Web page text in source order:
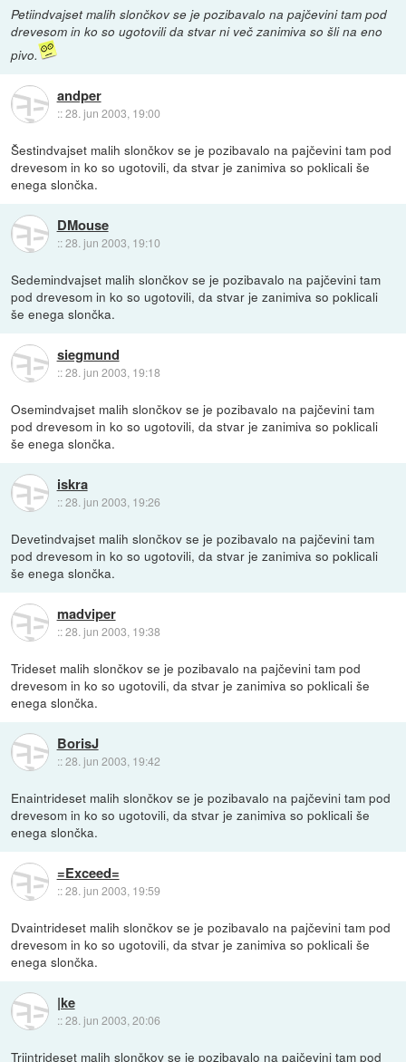
Petiindvajset malih slončkov se je pozibavalo na pajčevini tam pod
drevesom in ko so ugotovili da stvar ni več zanimiva so šli na eno
pivo.
andper
::28. jun 2003, 19:00
Šestindvajset malih slončkov se je pozibavalo na pajčevini tam pod
drevesom in ko so ugotovili, da stvar je zanimiva so poklicali še
enega slončka.
DMouse
::28. jun 2003, 19:10
Sedemindvajset malih slončkov se je pozibavalo na pajčevini tam
pod drevesom in ko so ugotovili, da stvar je zanimiva so poklicali
še enega slončka.
siegmund
::28. jun 2003, 19:18
Osemindvajset malih slončkov se je pozibavalo na pajčevini tam
pod drevesom in ko so ugotovili, da stvar je zanimiva so poklicali
še enega slončka.
iskra
::28. jun 2003, 19:26
Devetindvajset malih slončkov se je pozibavalo na pajčevini tam
pod drevesom in ko so ugotovili, da stvar je zanimiva so poklicali
še enega slončka.
madviper
::28. jun 2003, 19:38
Trideset malih slončkov se je pozibavalo na pajčevini tam pod
drevesom in ko so ugotovili, da stvar je zanimiva so poklicali še
enega slončka.
BorisJ
::28. jun 2003, 19:42
Enaintrideset malih slončkov se je pozibavalo na pajčevini tam pod
drevesom in ko so ugotovili, da stvar je zanimiva so poklicali še
enega slončka.
=Exceed=
::28. jun 2003, 19:59
Dvaintrideset malih slončkov se je pozibavalo na pajčevini tam pod
drevesom in ko so ugotovili, da stvar je zanimiva so poklicali še
enega slončka.
|ke
::28. jun 2003, 20:06
Triintrideset malih slončkov se je pozibavalo na pajčevini tam pod